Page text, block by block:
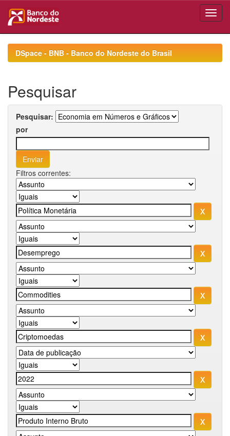
navigationDSpace - BNB - Banco do Nordeste do Brasil
Pesquisar
Pesquisar:
por
Filtros correntes: